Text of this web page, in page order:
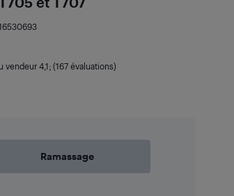
vendeur 4,1; (167 évaluations)
Ramassage